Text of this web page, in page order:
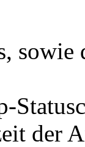
sowie
der